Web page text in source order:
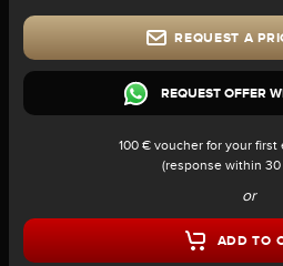
REQUEST A
REQUEST OFFER
100 € voucher for your first
(response within
or
ADD TO